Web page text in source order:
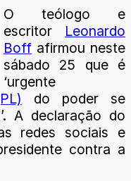
O teólogo e
escritor Leonardo
Boff afirmou neste
sábado 25 que é
‘urgente
do poder se
A declaração do
redes sociais e
contra a